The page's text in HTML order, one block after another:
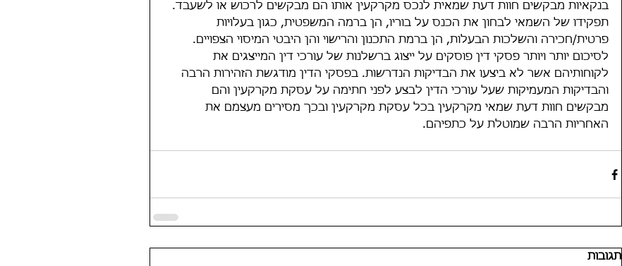
בנקאיות מבקשים חוות דעת שמאית לנכס מקרקעין אותו הם מבקשים לרכוש או לשעבד.
תפקידו של השמאי לבחון את הכנס על בוריו, הן ברמה המשפטית, כגון בעלויות
פרטית/חכירה והשלכות הבעלות, הן ברמת התכנון והרישוי והן היבטי המיסוי הצפויים.
לסיכום יותר ויותר פסקי דין פוסקים על ייצוג ברשלנות של עורכי דין המייצגים את
לקוחותיהם אשר לא ביצעו את הבדיקות הנדרשות. בפסקי הדין מודגשת הזהירות הרבה
והבדיקות המעמיקות שעל עורכי הדין לבצע לפני חתימה על עסקת מקרקעין והם
מבקשים חוות דעת שמאי מקרקעין בכל עסקת מקרקעין ובכך מסירים מעצמם את
האחריות הרבה שמוטלת על כתפיהם.
תגובות